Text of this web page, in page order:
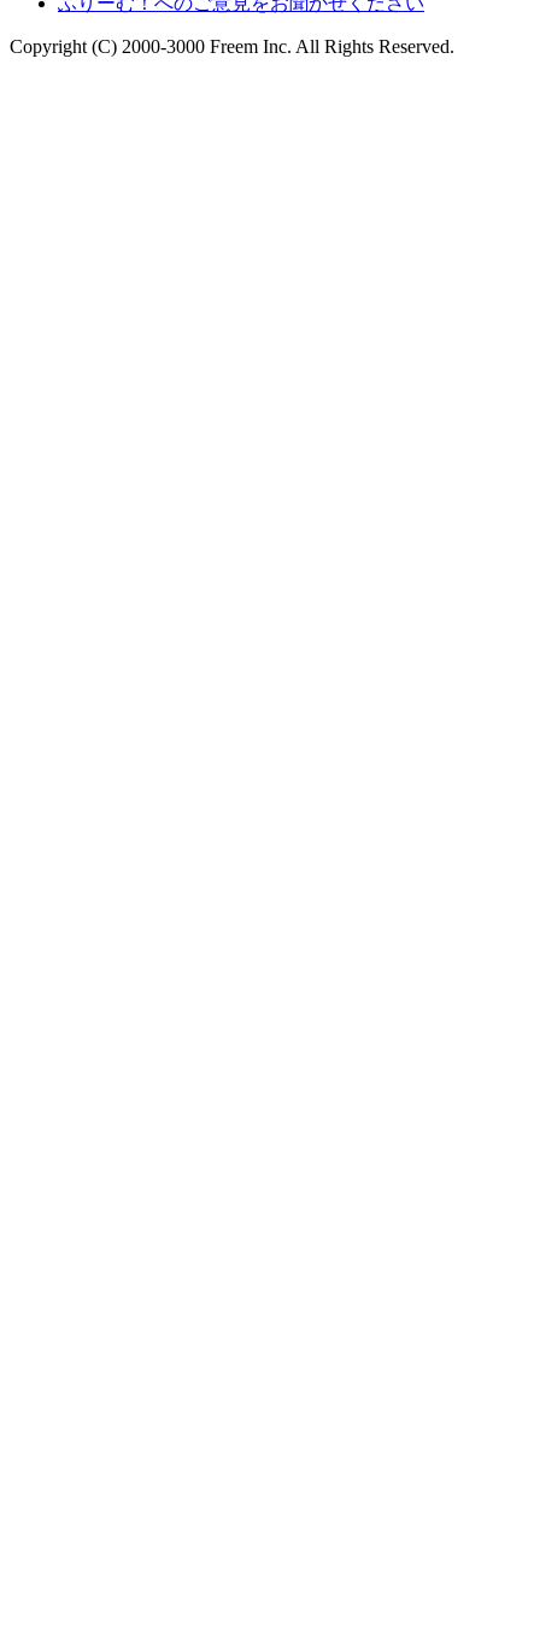
Copyright (C) 2000-3000 Freem Inc. All Rights Reserved.